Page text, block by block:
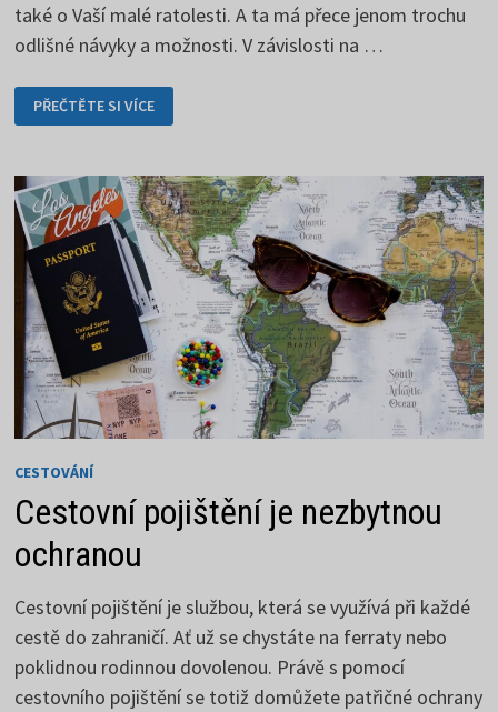
také o Vaší malé ratolesti. A ta má přece jenom trochu
odlišné návyky a možnosti. V závislosti na …
CESTOVÁNÍ
S
DÍTĚTEM
PŘEČTĚTE SI VÍCE
CESTOVÁNÍ
Cestovní pojištění je nezbytnou
ochranou
Cestovní pojištění je službou, která se využívá při každé
cestě do zahraničí. Ať už se chystáte na ferraty nebo
poklidnou rodinnou dovolenou. Právě s pomocí
cestovního pojištění se totiž domůžete patřičné ochrany